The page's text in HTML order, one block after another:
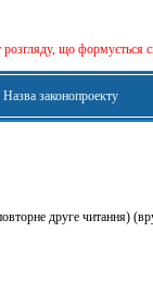
що формується
Назва законопроекту
друге читання)